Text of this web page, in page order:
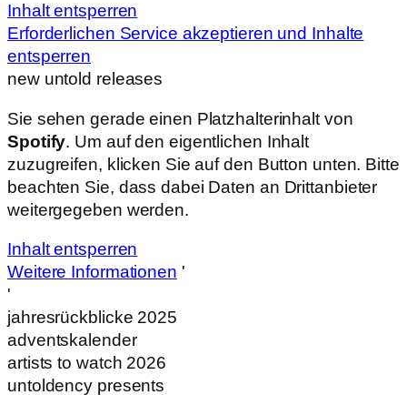
Inhalt entsperren
Erforderlichen Service akzeptieren und Inhalte
entsperren
new untold releases
Sie sehen gerade einen Platzhalterinhalt von
Spotify. Um auf den eigentlichen Inhalt
zuzugreifen, klicken Sie auf den Button unten. Bitte
beachten Sie, dass dabei Daten an Drittanbieter
weitergegeben werden.
Inhalt entsperren
Weitere Informationen '
'
jahresrückblicke 2025
adventskalender
artists to watch 2026
untoldency presents